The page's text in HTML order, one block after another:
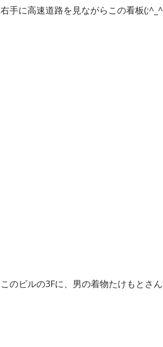
右手に高速道路を見ながらこの看板
このビルの3Fに、男の着物たけもとさ